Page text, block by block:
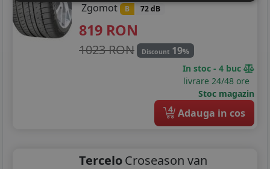
Zgomot B 72 dB
819 RON
1023 RON Discount 19%
In stoc - 4 buc
livrare 24/48 ore
Stoc magazin
4 Adauga in cos
TerceloCroseason van